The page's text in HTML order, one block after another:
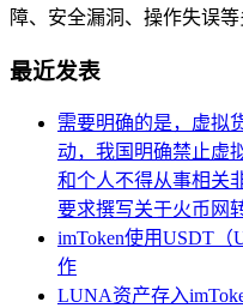
障、安全漏洞、操作失误等
最近发表
需要明确的是，虚拟
动，我国明确禁止虚
和个人不得从事相关
要求撰写关于火币网
imToken使用USDT
作
LUNA资产存入